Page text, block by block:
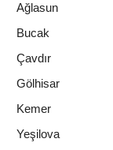
Ağlasun
Bucak
Çavdır
Gölhisar
Kemer
Yeşilova